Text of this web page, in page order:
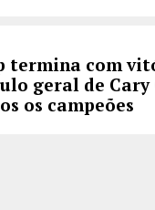
termina com
geral de Cary
os campeões